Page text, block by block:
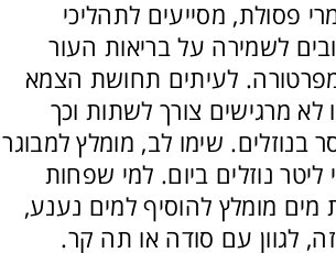
פסולת, מסייעים לתהליכי
לשמירה על בריאות העור
לעיתים תחושת הצמא
לא מרגישים צורך לשתות וכך
בנוזלים. שימו לב, מומלץ למבוגר
נוזלים ביום. למי שפחות
מים מומלץ להוסיף למים נענע,
לגוון עם סודה או תה קר.